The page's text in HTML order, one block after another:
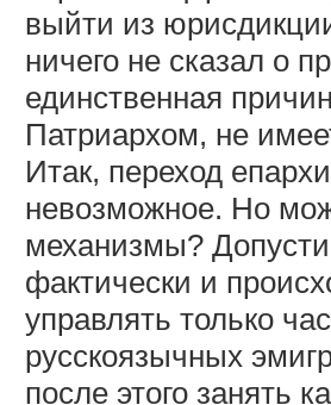
выйти из
ничего не сказал о
единственная
Патриархом, не
Итак, переход
невозможное. Но
механизмы?
фактически и
управлять только
русскоязычных
после этого занять